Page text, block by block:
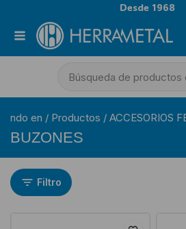
Desde 1968
ndo en / Productos / ACCESORIOS
BUZONES
Filtro